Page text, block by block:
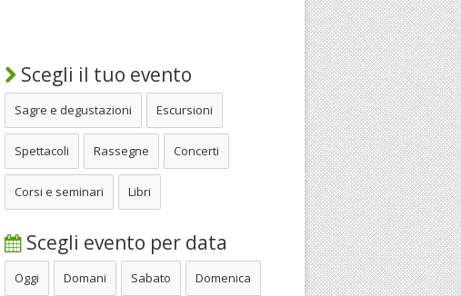
Scegli il tuo evento
Sagre e degustazioni Escursioni
Spettacoli Rassegne Concerti
Corsi e seminari Libri
Scegli evento per data
Oggi Domani Sabato Domenica